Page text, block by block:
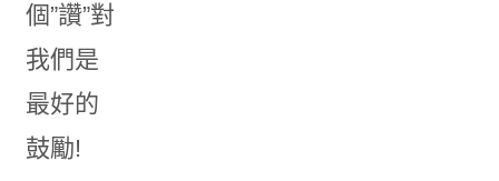
個”讚”對
我們是
最好的
鼓勵!